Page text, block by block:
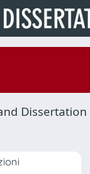
Dissertation